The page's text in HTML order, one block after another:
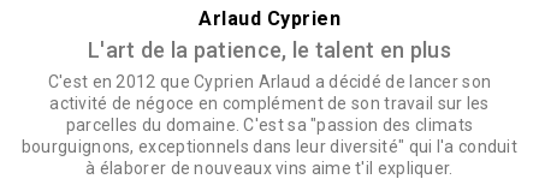
Arlaud Cyprien
L'art de la patience, le talent en plus
C'est en 2012 que Cyprien Arlaud a décidé de lancer son
activité de négoce en complément de son travail sur les
parcelles du domaine. C'est sa "passion des climats
bourguignons, exceptionnels dans leur diversité" qui l'a conduit
à élaborer de nouveaux vins aime t'il expliquer.